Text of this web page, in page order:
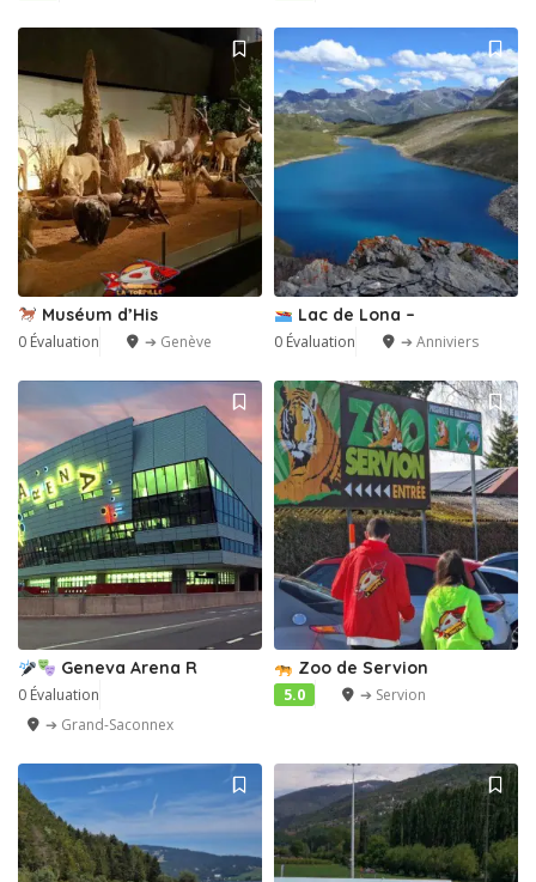
Muséum d’His
0 Évaluation ➔ Genève
Lac de Lona –
0 Évaluation ➔ Anniviers
Geneva Arena R
0 Évaluation
➔ Grand-Saconnex
Zoo de Servion
5.0 ➔ Servion